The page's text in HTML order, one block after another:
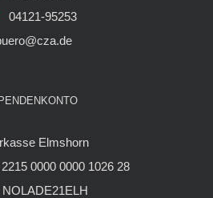
04121-95253
Elmshorn
0000 0000 1026 28
NOLADE21ELH